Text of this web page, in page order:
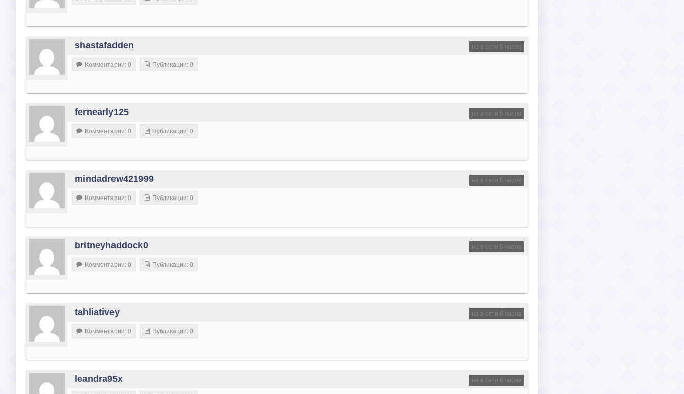
не в сети 5 часов
shastafadden
Комментарии: 0 Публикации: 0
не в сети 5 часов
fernearly125
Комментарии: 0 Публикации: 0
не в сети 5 часов
mindadrew421999
Комментарии: 0 Публикации: 0
не в сети 5 часов
britneyhaddock0
Комментарии: 0 Публикации: 0
не в сети 6 часов
tahliativey
Комментарии: 0 Публикации: 0
не в сети 6 часов
leandra95x